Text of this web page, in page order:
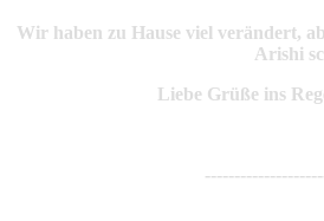
Wir haben zu Hause viel verändert,
Arishi
Liebe Grüße ins